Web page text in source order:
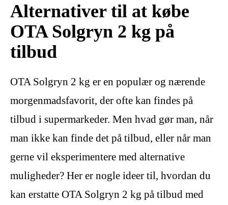
Alternativer til at købe
OTA Solgryn 2 kg på
tilbud
OTA Solgryn 2 kg er en populær og nærende
morgenmadsfavorit, der ofte kan findes på
tilbud i supermarkeder. Men hvad gør man, når
man ikke kan finde det på tilbud, eller når man
gerne vil eksperimentere med alternative
muligheder? Her er nogle ideer til, hvordan du
kan erstatte OTA Solgryn 2 kg på tilbud med